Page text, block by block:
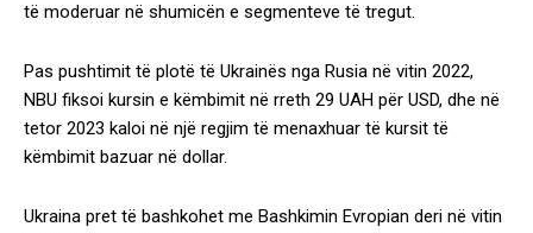
të moderuar në shumicën e segmenteve të tregut.
Pas pushtimit të plotë të Ukrainës nga Rusia në vitin 2022,
NBU fiksoi kursin e këmbimit në rreth 29 UAH për USD, dhe në
tetor 2023 kaloi në një regjim të menaxhuar të kursit të
këmbimit bazuar në dollar.
Ukraina pret të bashkohet me Bashkimin Evropian deri në vitin